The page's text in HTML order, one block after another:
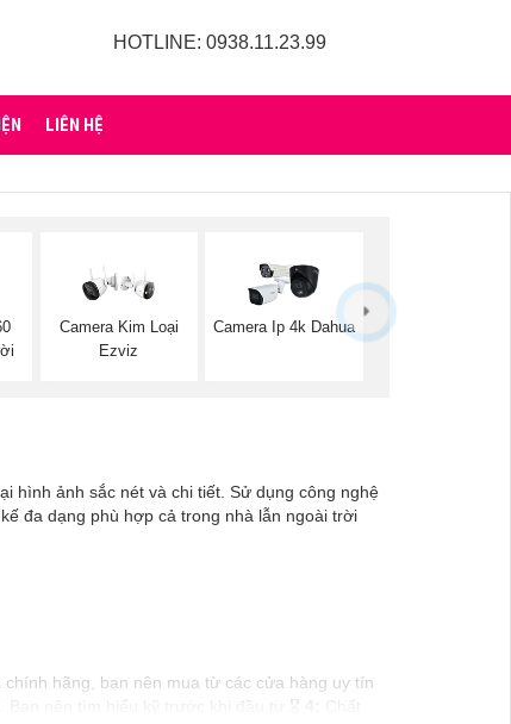
HOTLINE: 0938.11.23.99
LIÊN HỆ
Camera Kim Loại
Ezviz
Camera Ip 4k Dahua
hình ảnh sắc nét và chi tiết. Sử dụng công nghệ
đa dạng phù hợp cả trong nhà lẫn ngoài trời
hãng, bạn nên mua từ các cửa hàng uy tín